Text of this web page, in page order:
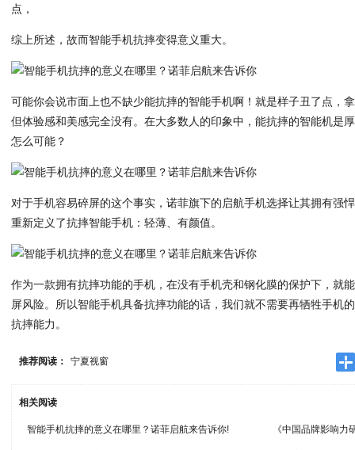
点，
综上所述，故而智能手机抗摔变得意义重大。
可能你会说市面上也不缺少能抗摔的智能手机啊！就是样子丑了点，
但体验感和美感完全没有。在大多数人的印象中，能抗摔的智能机是
怎么可能？
对于手机容易碎屏的这个事实，诺菲旗下的启航手机选择让其拥有强
重新定义了抗摔智能手机：轻薄、有颜值。
作为一款拥有抗摔功能的手机，在没有手机壳和钢化膜的保护下，就
屏风险。所以智能手机具备抗摔功能的话，我们就不需要再牺牲手机
抗摔能力。
推荐阅读： 宁夏视窗
相关阅读
智能手机抗摔的意义在哪里？诺菲启航来告诉你! 《中国品牌影响